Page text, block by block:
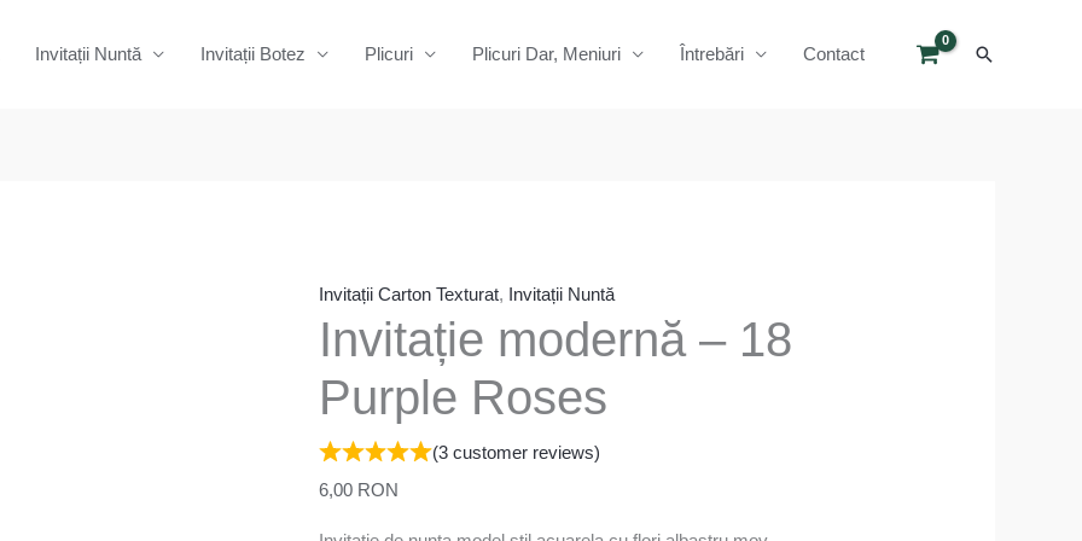
Invitații Nuntă Invitații Botez Plicuri Plicuri Dar, Meniuri Întrebări Contact Search
Invitații Carton Texturat, Invitații Nuntă
Invitație modernă – 18
Purple Roses
(3customer reviews)
6,00 RON
-
18
Purple
Roses